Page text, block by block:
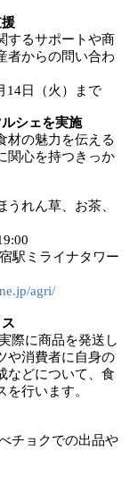
するサポートや商
者からの問い合わ
14日（火）まで
シェを実施
材の魅力を伝える
関心を持つきっか
れん草、お茶、
駅ミライナタワー
agri/
際に商品を発送し
や消費者に自身の
などについて、食
行います。
チョクでの出品や